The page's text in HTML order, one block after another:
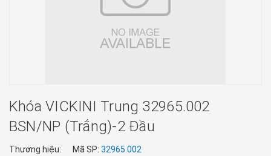
Khóa VICKINI Trung 32965.002
BSN/NP (trắng)-2 Đầu
Thương hiệu: Mã SP: 32965.002